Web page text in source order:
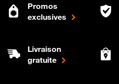
Promos
exclusives
Livraison
gratuite